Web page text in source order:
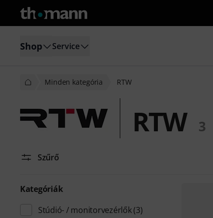
Shop Service
Minden kategória RTW
RTW 3
Szűrő
Kategóriák
Stúdió- / monitorvezérlők(3)